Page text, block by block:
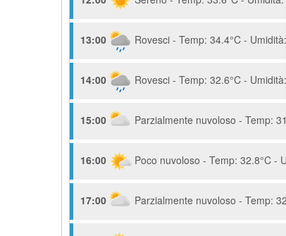
13:00 Rovesci - Temp: 34.4°C -
14:00 Rovesci - Temp: 32.6°C -
15:00 Parzialmente nuvoloso - Temp:
16:00 Poco nuvoloso - Temp: 32.8°C -
17:00 Parzialmente nuvoloso - Temp: